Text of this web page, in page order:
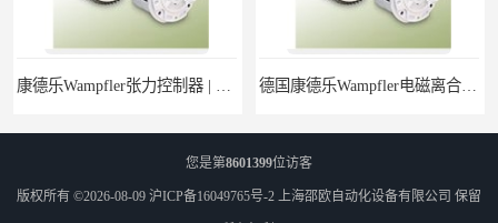
您是第8601399位访客
版权所有 ©2026-08-09 沪ICP备16049765号-2 上海邵欧自动化设备有限公司 保留